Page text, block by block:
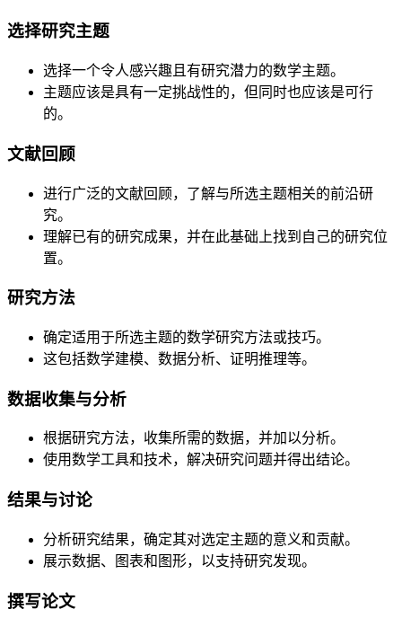
选择研究主题
选择一个令人感兴趣且有研究潜力的数学主题。
主题应该是具有一定挑战性的，但同时也应该是可行
的。
文献回顾
进行广泛的文献回顾，了解与所选主题相关的前沿研
究。
理解已有的研究成果，并在此基础上找到自己的研究位
置。
研究方法
确定适用于所选主题的数学研究方法或技巧。
这包括数学建模、数据分析、证明推理等。
数据收集与分析
根据研究方法，收集所需的数据，并加以分析。
使用数学工具和技术，解决研究问题并得出结论。
结果与讨论
分析研究结果，确定其对选定主题的意义和贡献。
展示数据、图表和图形，以支持研究发现。
撰写论文